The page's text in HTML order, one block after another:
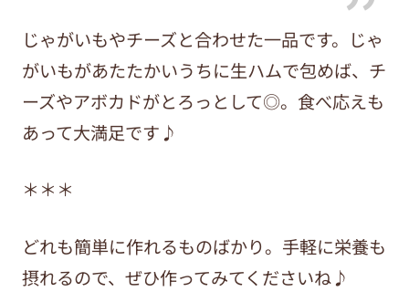
じゃがいもやチーズと合わせた一品です。じゃ
がいもがあたたかいうちに生ハムで包めば、チ
ーズやアボカドがとろっとして◎。食べ応えも
あって大満足です♪
＊＊＊
どれも簡単に作れるものばかり。手軽に栄養も
摂れるので、ぜひ作ってみてくださいね♪